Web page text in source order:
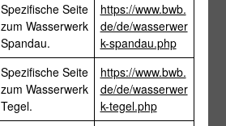
Spezifische Seite
zum Wasserwerk
Spandau.
https://www.bwb.
de/de/wasserwer
k-spandau.php
Spezifische Seite
zum Wasserwerk
Tegel.
https://www.bwb.
de/de/wasserwer
k-tegel.php